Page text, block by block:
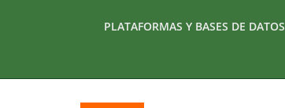
PLATAFORMAS Y BASES DE DATOS